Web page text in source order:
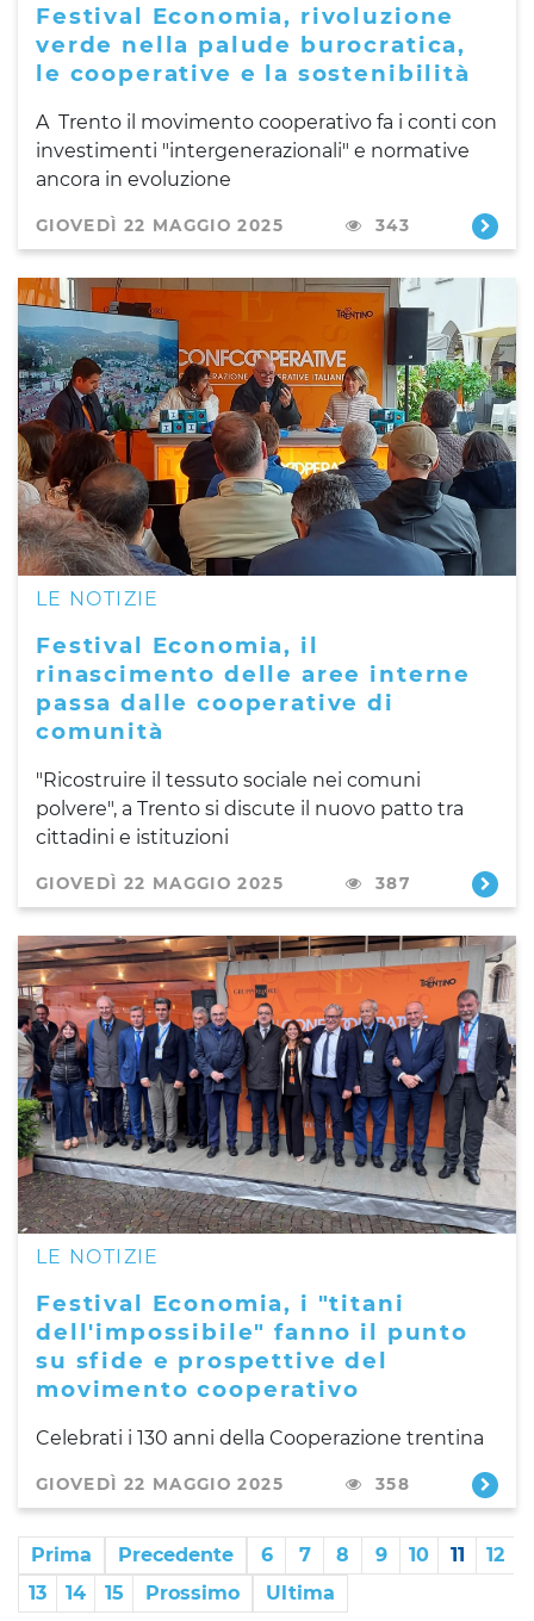
Festival Economia, rivoluzione
verde nella palude burocratica,
le cooperative e la sostenibilità
A Trento il movimento cooperativo fa i conti con
investimenti "intergenerazionali" e normative
ancora in evoluzione
GIOVEDÌ 22 MAGGIO 2025 343
LE NOTIZIE
Festival Economia, il
rinascimento delle aree interne
passa dalle cooperative di
comunità
"Ricostruire il tessuto sociale nei comuni
polvere", a Trento si discute il nuovo patto tra
cittadini e istituzioni
GIOVEDÌ 22 MAGGIO 2025 387
LE NOTIZIE
Festival Economia, i "titani
dell'impossibile" fanno il punto
su sfide e prospettive del
movimento cooperativo
Celebrati i 130 anni della Cooperazione trentina
GIOVEDÌ 22 MAGGIO 2025 358
Prima Precedente 6 7 8 9 10 11
12
13
14 15 Prossimo Ultima